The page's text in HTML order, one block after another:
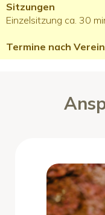
Sitzungen
Einzelsitzung ca. 30
Termine nach